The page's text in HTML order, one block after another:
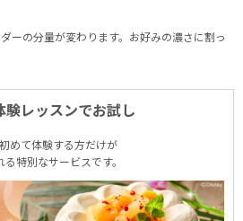
ーの分量が変わります。お好みの濃さに割っ
験レッスンでお試し
めて体験する方だけが
る特別なサービスです。